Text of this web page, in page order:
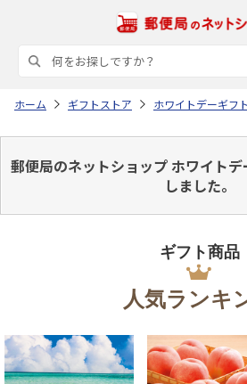
ホーム ギフトストア ホワイトデーギフ
郵便局のネットショップ ホワイト
しました。
ギフト商品
人気ランキ